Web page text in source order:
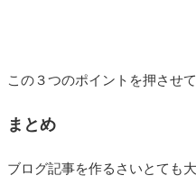
この３つのポイントを押させ
まとめ
ブログ記事を作るさいとても